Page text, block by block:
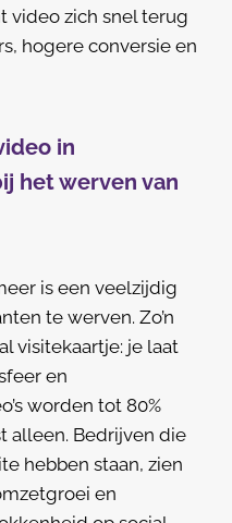
video zich snel terug
hogere conversie en
in
het werven van
is een veelzijdig
te werven. Zo’n
visitekaartje: je laat
en
worden tot 80%
alleen. Bedrijven die
hebben staan, zien
en